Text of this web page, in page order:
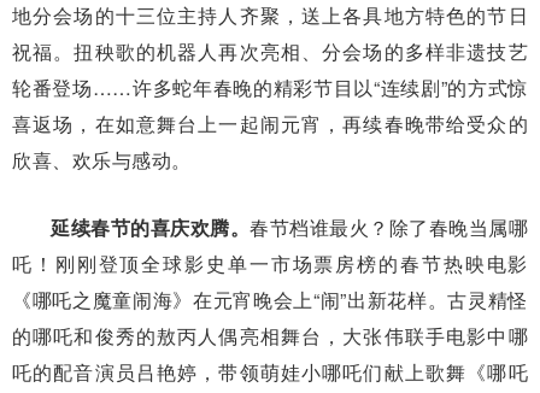
地分会场的十三位主持人齐聚，送上各具地方特色的节日
祝福。扭秧歌的机器人再次亮相、分会场的多样非遗技艺
轮番登场……许多蛇年春晚的精彩节目以“连续剧”的方式惊
喜返场，在如意舞台上一起闹元宵，再续春晚带给受众的
欣喜、欢乐与感动。
延续春节的喜庆欢腾。 春节档谁最火？除了春晚当属哪
吒！刚刚登顶全球影史单一市场票房榜的春节热映电影
《哪吒之魔童闹海》在元宵晚会上“闹”出新花样。古灵精怪
的哪吒和俊秀的敖丙人偶亮相舞台，大张伟联手电影中哪
吒的配音演员吕艳婷，带领萌娃小哪吒们献上歌舞《哪吒